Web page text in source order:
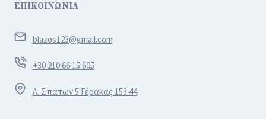
ΕΠΙΚΟΙΝΩΝΙΑ
blazos123@gmail.com
+30 210 66 15 605
Λ. Σπάτων 5 Γέρακας 153 44